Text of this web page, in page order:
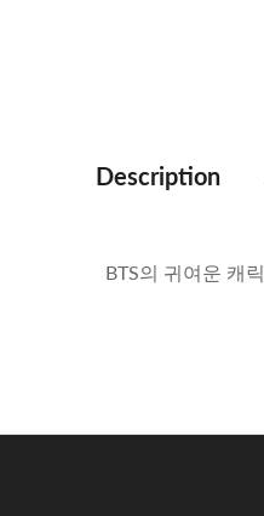
Description
BTS의 귀여운 캐